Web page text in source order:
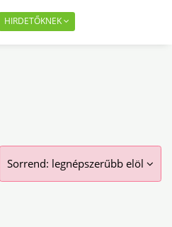
HIRDETŐKNEK
Sorrend: legnépszerűbb elöl